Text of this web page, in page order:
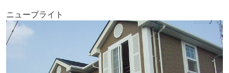
ニューブライト